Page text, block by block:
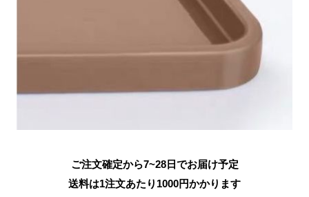
ご注文確定から7~28日でお届け予定
送料は1注文あたり 1000円かかります